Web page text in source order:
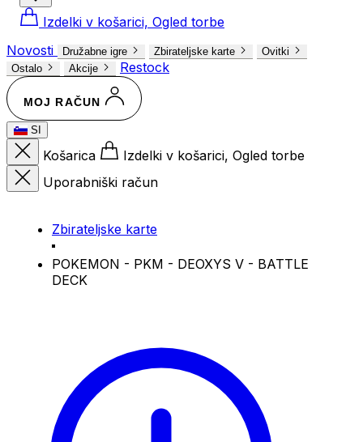
Izdelki v košarici, Ogled torbe
Novosti
Družabne igre Zbirateljske karte
Ovitki
Ostalo
Akcije Restock
MOJ RAČUN
SI
Košarica
Izdelki v košarici, Ogled torbe
Uporabniški račun
Zbirateljske karte
POKEMON - PKM - DEOXYS V - BATTLE
DECK